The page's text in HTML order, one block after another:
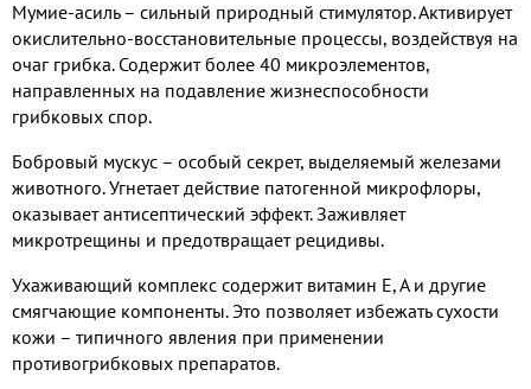
Мумие-асиль – сильный природный стимулятор. Активирует
окислительно-восстановительные процессы, воздействуя на
очаг грибка. Содержит более 40 микроэлементов,
направленных на подавление жизнеспособности
грибковых спор.
Бобровый мускус – особый секрет, выделяемый железами
животного. Угнетает действие патогенной микрофлоры,
оказывает антисептический эффект. Заживляет
микротрещины и предотвращает рецидивы.
Ухаживающий комплекс содержит витамин Е, А и другие
смягчающие компоненты. Это позволяет избежать сухости
кожи – типичного явления при применении
противогрибковых препаратов.